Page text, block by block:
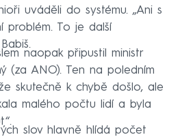
uváděli do systému. „Ani s
problém. To je další
naopak připustil ministr
(za ANO). Ten na poledním
skutečně k chybě došlo, ale
malého počtu lidí a byla
slov hlavně hlídá počet